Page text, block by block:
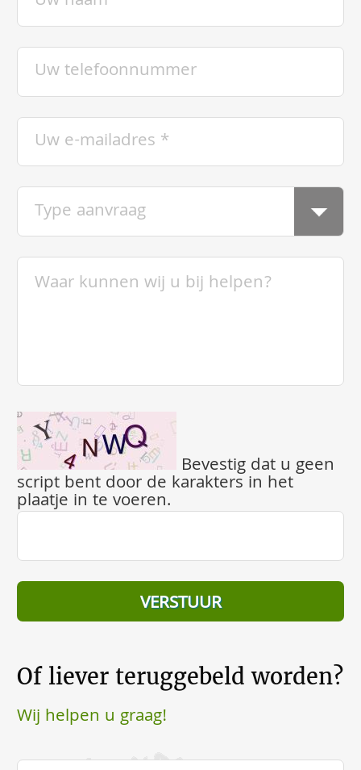
Bevestig dat u geen
script bent door de karakters in het
plaatje in te voeren.
Of liever teruggebeld worden?
Wij helpen u graag!